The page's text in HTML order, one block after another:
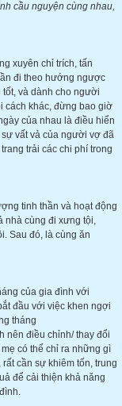
cầu nguyện cùng nhau,
xuyên chỉ trích, tấn
đi theo hướng ngược
và dành cho người
cách khác, đừng bao giờ
của nhau là điều hiển
vất vả của người vợ đã
trải các chi phí trong
tinh thần và hoạt động
nhà cùng đi xưng tội,
Sau đó, là cùng ăn
của gia đình với
đầu với việc khen ngợi
tháng
nên điều chỉnh/ thay đổi
có thể chỉ ra những gì
cần sự khiêm tốn, trung
để cải thiện khả năng